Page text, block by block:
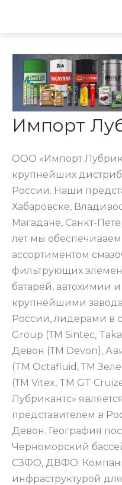
Главная / О компании
О компании
Импорт
ООО «Импорт
крупнейших
России. Наши
Хабаровске,
Магадане, Санкт-
лет мы
ассортиментом
фильтрующих
батарей, автохимии и
крупнейшими
России, лидерами в
Group (ТМ Sintec,
Девон (ТМ Devon),
(TM Octafluid, ТМ
(ТМ Vitex, TM GT
Лубрикантс»
представителем в
Девон. География
Черноморский
СЗФО, ДВФО.
инфраструктурой